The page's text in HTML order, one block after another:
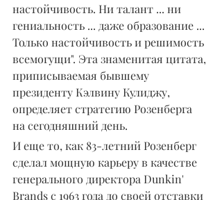
настойчивость. Ни талант ... ни
гениальность ... даже образование ...
Только настойчивость и решимость
всемогущи". Эта знаменитая цитата,
приписываемая бывшему
президенту Кэлвину Кулиджу,
определяет стратегию Розенберга
на сегодняшний день.
И еще то, как 83-летний Розенберг
сделал мощную карьеру в качестве
генерального директора Dunkin'
Brands с 1963 года до своей отставки